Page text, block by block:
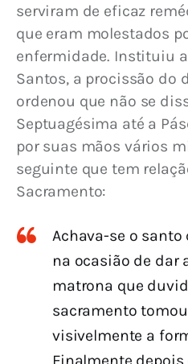
serviram de eficaz
que eram molestados
enfermidade. Instituiu
Santos, a procissão do
ordenou que não se
Septuagésima até a
por suas mãos vários
seguinte que tem
Sacramento:
Achava-se o
na ocasião de dar
matrona que
sacramento
visivelmente a